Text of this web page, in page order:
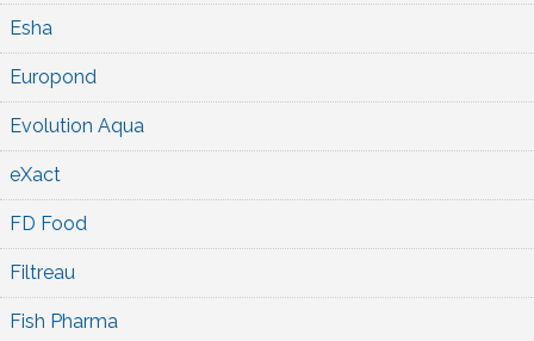
Esha
Europond
Evolution Aqua
eXact
FD Food
Filtreau
Fish Pharma